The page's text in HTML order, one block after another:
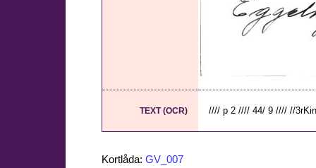
TEXT (OCR) //// p 2 //// 44/ 9 //// //
Kortlåda: GV_007